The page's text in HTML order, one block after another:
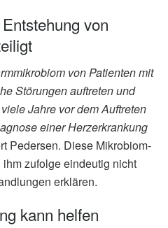
von
von Patienten mit
Störungen auftreten und
Jahre vor dem Auftreten
einer Herzerkrankung
Pedersen. Diese Mikrobiom-
zufolge eindeutig nicht
erklären.
kann helfen